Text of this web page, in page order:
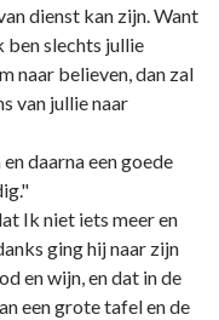
dienst kan zijn. Want
ben slechts jullie
naar believen, dan zal
van jullie naar
daarna een goede
Ik niet iets meer en
ging hij naar zijn
en wijn, en dat in de
een grote tafel en de